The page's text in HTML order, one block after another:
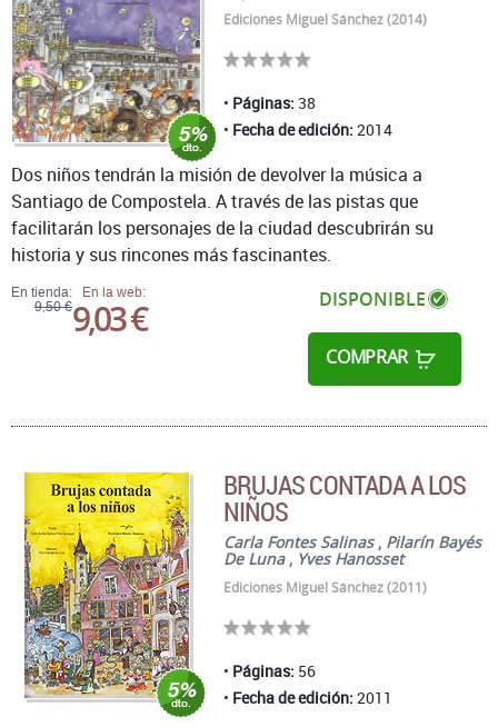
Ediciones Miguel Sánchez (2014)
Páginas: 38
Fecha de edición: 2014
En tienda:
9,50 €
En la web:
9,03 € DISPONIBLE
COMPRAR
Dos niños tendrán la misión de devolver la música a
Santiago de Compostela. A través de las pistas que
facilitarán los personajes de la ciudad descubrirán su
historia y sus rincones más fascinantes.
BRUJAS CONTADA A LOS
NIÑOS
Carla Fontes Salinas, Pilarín Bayés
De Luna, Yves Hanosset
Ediciones Miguel Sánchez (2011)
Páginas: 56
Fecha de edición: 2011